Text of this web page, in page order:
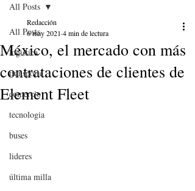
All Posts
logistica
transporte
comercio
tecnologia
buses
lideres
última milla
All Posts
México, el mercado con más
contrataciones de clientes de
Element Fleet
Redacción
6 may 2021 4 min de lectura